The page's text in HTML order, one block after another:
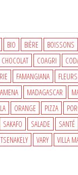
550 €.
BIO BIÈRE BOISSONS
CHOCOLAT COAGRI
FAMANGIANA FLEURS
MADAGASCAR
ORANGE PIZZA
SAKAFO SALADE SANTÉ
TSENAKELY VARY VILLA